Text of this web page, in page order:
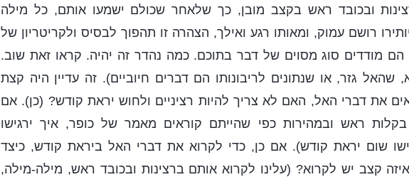
ובכובד ראש בקצב מובן, כך שלאחר שכולם ישמעו אותם, כל מילה
רושם עמוק, ומאותו רגע ואילך, הצהרה זו תהפוך לבסיס ולקריטריון של
מודדים סוג מסוים של דבר בתוכם. כמה נהדר זה יהיה. קראו זאת שוב.
גזר, או שנתונים לריבונותו הם דברים חיוביים). זה עדיין היה קצת
את דברי האל, האם לא צריך להיות רציניים ולחוש יראת קודש? (כן). אם
ראש ובמהירות כפי שהייתם קוראים מאמר של כופר, איך ירגישו
שום יראת קודש). אם כן, כדי לקרוא את דברי האל ביראת קודש, כיצד
קצב יש לקרוא? (עלינו לקרוא אותם ברצינות ובכובד ראש, מילה-מילה,